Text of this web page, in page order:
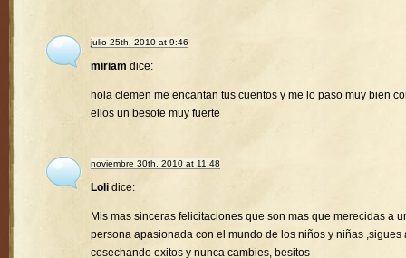
julio 25th, 2010 at 9:46
miriam dice:
hola clemen me encantan tus cuentos y me lo paso muy bien
ellos un besote muy fuerte
noviembre 30th, 2010 at 11:48
Loli dice:
Mis mas sinceras felicitaciones que son mas que merecidas a
persona apasionada con el mundo de los niños y niñas ,sigues
cosechando exitos y nunca cambies, besitos